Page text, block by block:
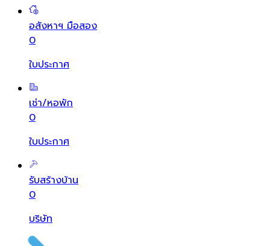
อสังหาฯ มือสอง
0
ใบประกาศ
เช่า/หอพัก
0
ใบประกาศ
รับสร้างบ้าน
0
บริษัท